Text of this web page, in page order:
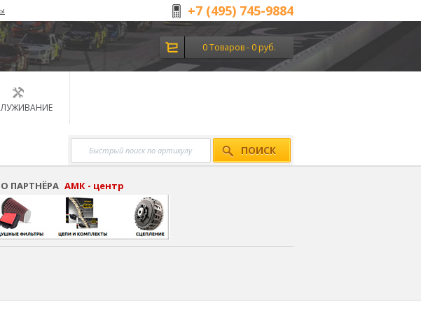
+7 (495) 745-9884
0 Товаров - 0 руб.
ПОИСК
ПАРТНЁРА АМК - центр